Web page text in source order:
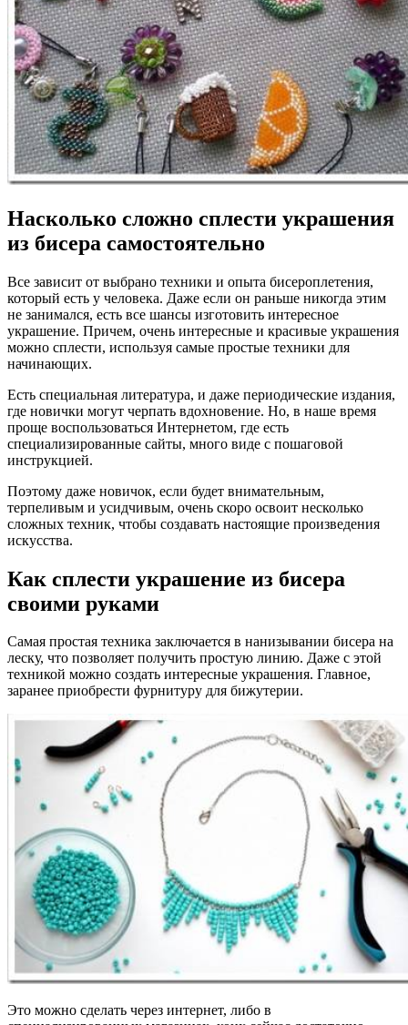
Насколько сложно сплести украшения
из бисера самостоятельно
Все зависит от выбрано техники и опыта бисероплетения,
который есть у человека. Даже если он раньше никогда этим
не занимался, есть все шансы изготовить интересное
украшение. Причем, очень интересные и красивые украшения
можно сплести, используя самые простые техники для
начинающих.
Есть специальная литература, и даже периодические издания,
где новички могут черпать вдохновение. Но, в наше время
проще воспользоваться Интернетом, где есть
специализированные сайты, много виде с пошаговой
инструкцией.
Поэтому даже новичок, если будет внимательным,
терпеливым и усидчивым, очень скоро освоит несколько
сложных техник, чтобы создавать настоящие произведения
искусства.
Как сплести украшение из бисера
своими руками
Самая простая техника заключается в нанизывании бисера на
леску, что позволяет получить простую линию. Даже с этой
техникой можно создать интересные украшения. Главное,
заранее приобрести фурнитуру для бижутерии.
Это можно сделать через интернет, либо в